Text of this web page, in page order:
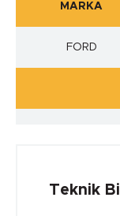
MARKA
FORD
Teknik